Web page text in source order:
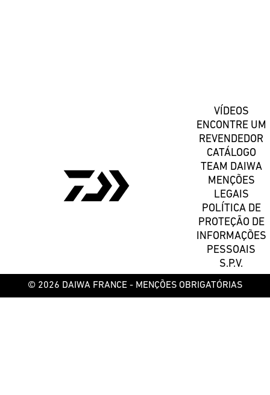
VÍDEOS
ENCONTRE UM
REVENDEDOR
CATÁLOGO
TEAM DAIWA
MENÇÕES
LEGAIS
POLÍTICA DE
PROTEÇÃO DE
INFORMAÇÕES
PESSOAIS
S.P.V.
© 2026 DAIWA FRANCE - MENÇÕES OBRIGATÓRIAS